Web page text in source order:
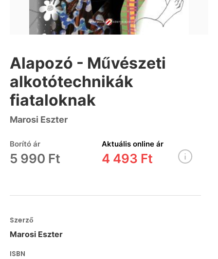
Alapozó - Művészeti
alkotótechnikák
fiataloknak
Marosi Eszter
Borító ár
5 990 Ft
Aktuális online ár
4 493 Ft
Szerző
Marosi Eszter
ISBN